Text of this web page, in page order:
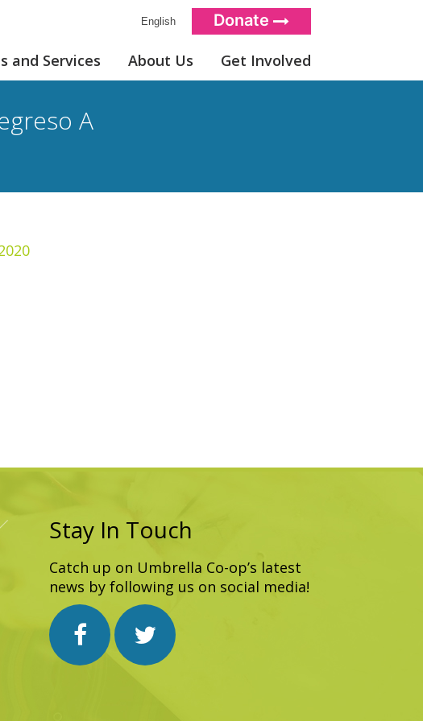
English Donate
and Services About Us Get Involved
A
Stay In Touch
Catch up on Umbrella Co-op’s latest
news by following us on social media!